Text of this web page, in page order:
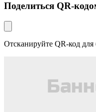
Поделиться QR-
Отсканируйте QR-код для